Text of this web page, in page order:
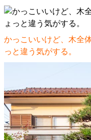
かっこいいけど、木全
っと違う気がする。